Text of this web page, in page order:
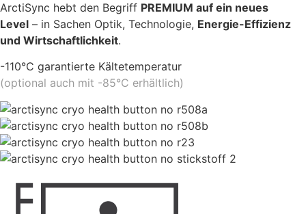
ArctiSync hebt den Begriff PREMIUM auf ein neues
Level – in Sachen Optik, Technologie, Energie-Effizienz
und Wirtschaftlichkeit.
-110°C garantierte Kältetemperatur
(optional auch mit -85°C erhältlich)